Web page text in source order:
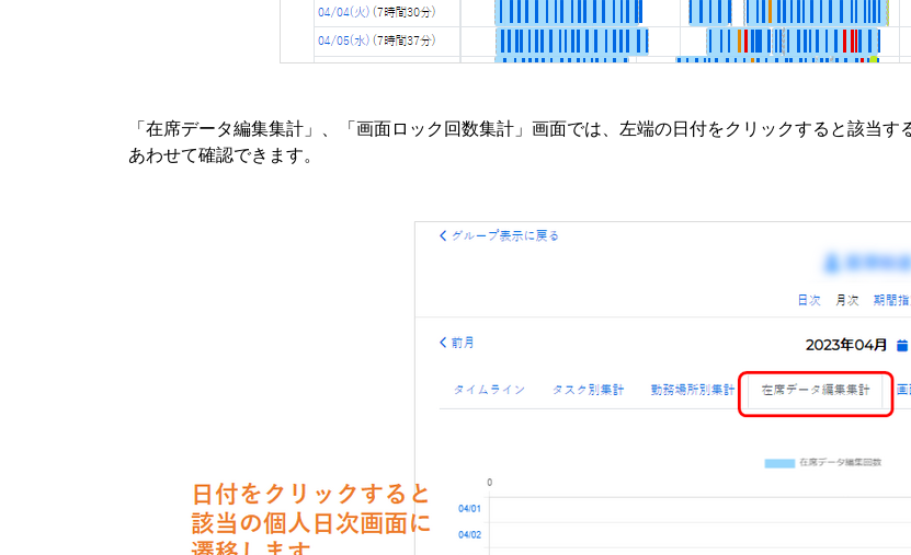
「在席データ編集集計」、「画面ロック回数集計」画面では、左端の日付をクリックすると該当
あわせて確認できます。